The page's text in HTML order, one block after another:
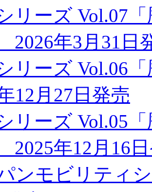
リーズ Vol.07
年3月31日
リーズ Vol.06
12月27日発売
リーズ Vol.05
年12月16
ンモビリティ